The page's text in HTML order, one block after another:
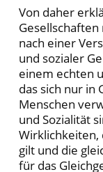
Von daher
nach einer
und sozialer
einem echten
das sich nur in
Menschen
und Sozialität
Wirklichkeiten,
gilt und die
für das